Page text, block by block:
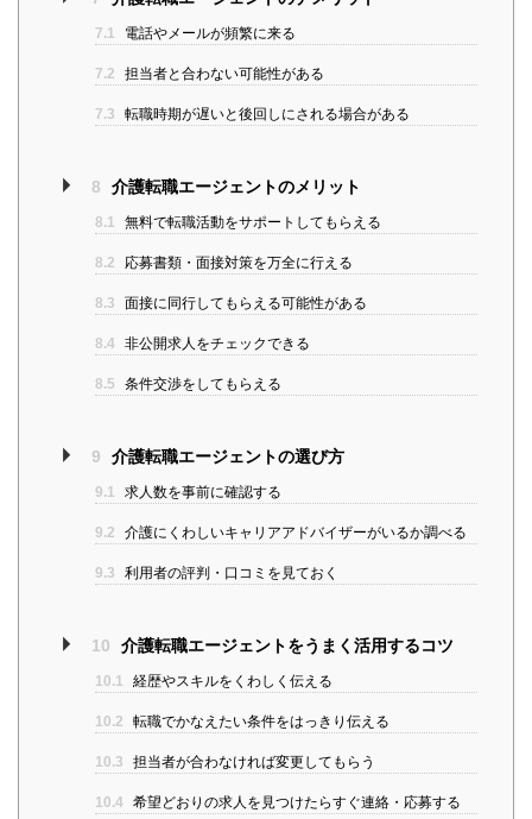
7.1 電話やメールが頻繁に来る
7.2 担当者と合わない可能性がある
7.3 転職時期が遅いと後回しにされる場合がある
8 介護転職エージェントのメリット
8.1 無料で転職活動をサポートしてもらえる
8.2 応募書類・面接対策を万全に行える
8.3 面接に同行してもらえる可能性がある
8.4 非公開求人をチェックできる
8.5 条件交渉をしてもらえる
9 介護転職エージェントの選び方
9.1 求人数を事前に確認する
9.2 介護にくわしいキャリアアドバイザーがいるか調べる
9.3 利用者の評判・口コミを見ておく
10 介護転職エージェントをうまく活用するコツ
10.1 経歴やスキルをくわしく伝える
10.2 転職でかなえたい条件をはっきり伝える
10.3 担当者が合わなければ変更してもらう
10.4 希望どおりの求人を見つけたらすぐ連絡・応募する